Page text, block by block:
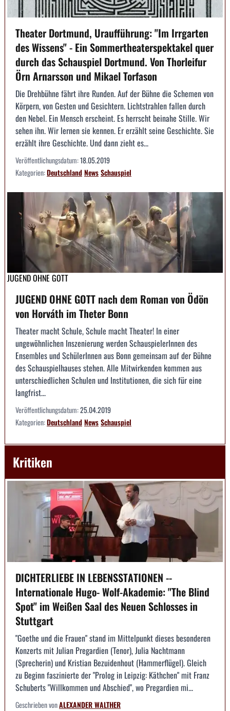
Theater Dortmund, Uraufführung: "Im Irrgarten
des Wissens" - Ein Sommertheaterspektakel quer
durch das Schauspiel Dortmund. Von Thorleifur
Örn Arnarsson und Mikael Torfason
Die Drehbühne fährt ihre Runden. Auf der Bühne die Schemen von
Körpern, von Gesten und Gesichtern. Lichtstrahlen fallen durch
den Nebel. Ein Mensch erscheint. Es herrscht beinahe Stille. Wir
sehen ihn. Wir lernen sie kennen. Er erzählt seine Geschichte. Sie
erzählt ihre Geschichte. Und dann zieht es...
Veröffentlichungsdatum:18.05.2019
Kategorien:DeutschlandNewsSchauspiel
JUGEND OHNE GOTT
JUGEND OHNE GOTT nach dem Roman von Ödön
von Horváth im Theter Bonn
Theater macht Schule, Schule macht Theater! In einer
ungewöhnlichen Inszenierung werden SchauspielerInnen des
Ensembles und SchülerInnen aus Bonn gemeinsam auf der Bühne
des Schauspielhauses stehen. Alle Mitwirkenden kommen aus
unterschiedlichen Schulen und Institutionen, die sich für eine
langfrist...
Veröffentlichungsdatum:25.04.2019
Kategorien:DeutschlandNewsSchauspiel
Kritiken
DICHTERLIEBE IN LEBENSSTATIONEN --
Internationale Hugo- Wolf-Akademie: "The Blind
Spot" im Weißen Saal des Neuen Schlosses in
Stuttgart
"Goethe und die Frauen" stand im Mittelpunkt dieses besonderen
Konzerts mit Julian Pregardien (Tenor), Julia Nachtmann
(Sprecherin) und Kristian Bezuidenhout (Hammerflügel). Gleich
zu Beginn faszinierte der "Prolog in Leipzig: Käthchen" mit Franz
Schuberts "Willkommen und Abschied", wo Pregardien mi...
Geschrieben vonALEXANDER WALTHER